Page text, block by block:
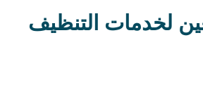
لخدمات التنظيف